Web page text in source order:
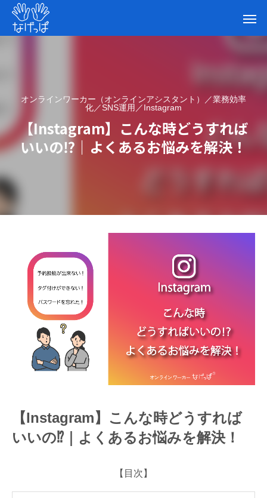
オンラインワーカー（オンラインアシスタント）／業務効率
化／SNS運用／Instagram
【Instagram】こんな時どうすれば
いいの⁉｜よくあるお悩みを解決！
の⁉｜よくあるお悩みを解決！
【Instagram】こんな時どうすれば
いいの⁉｜よくあるお悩みを解決！
【目次】